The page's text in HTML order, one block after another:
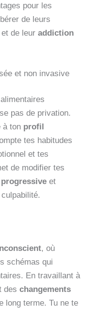
pour les
de leurs
et de leur addiction
et non invasive
pas de privation.
à ton profil
tes habitudes
et tes
de modifier tes
progressive et
, où
schémas qui
En travaillant à
des changements
long terme. Tu ne te